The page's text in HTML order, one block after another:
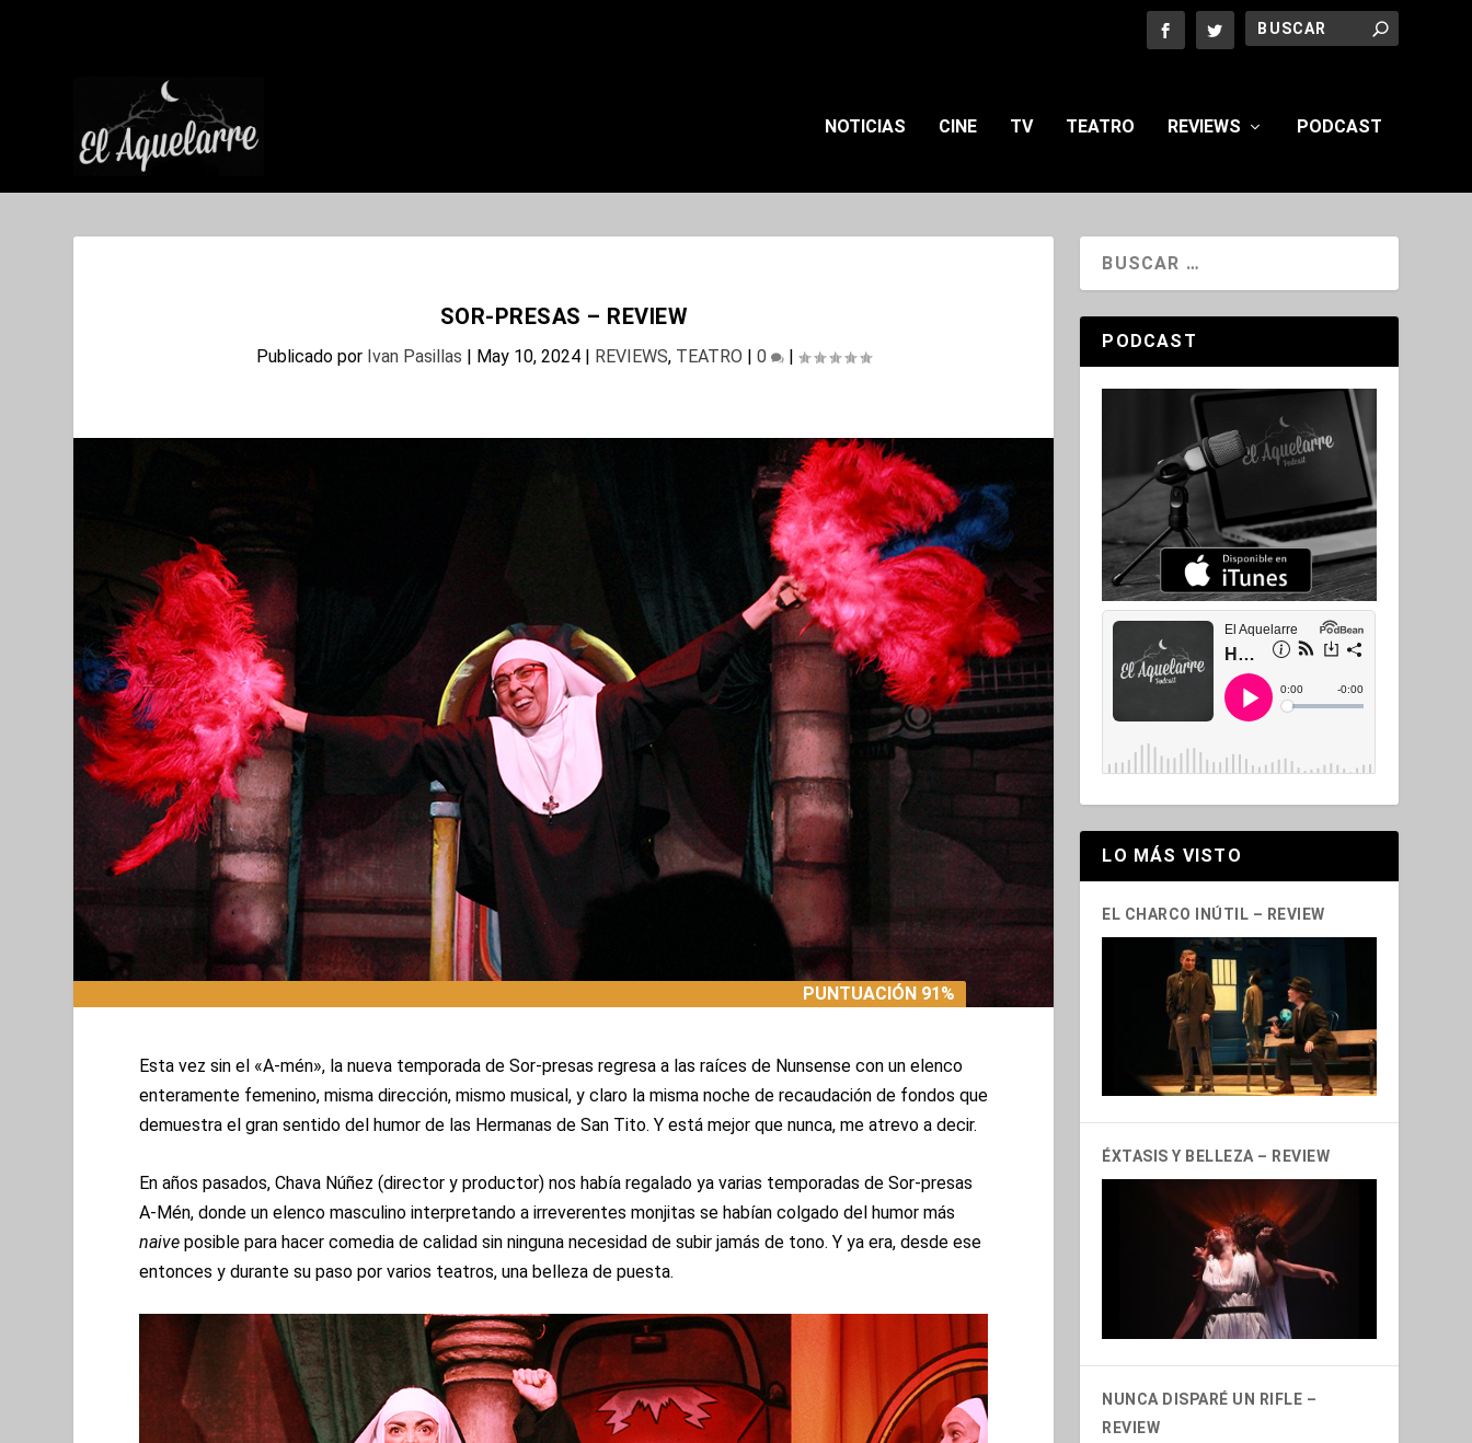
NOTICIAS CINE TV TEATRO REVIEWS PODCAST
SOR-PRESAS – REVIEW
Publicado por Ivan Pasillas | May 10, 2024 | REVIEWS, TEATRO |0 |
PUNTUACIÓN 91%
PUNTUACIÓN 91%
Esta vez sin el «A-mén», la nueva temporada de Sor-presas regresa a las raíces de Nunsense con un elenco
enteramente femenino, misma dirección, mismo musical, y claro la misma noche de recaudación de fondos que
demuestra el gran sentido del humor de las Hermanas de San Tito. Y está mejor que nunca, me atrevo a decir.
En años pasados, Chava Núñez (director y productor) nos había regalado ya varias temporadas de Sor-presas
A-Mén, donde un elenco masculino interpretando a irreverentes monjitas se habían colgado del humor más
naive posible para hacer comedia de calidad sin ninguna necesidad de subir jamás de tono. Y ya era, desde ese
entonces y durante su paso por varios teatros, una belleza de puesta.
PODCAST
LO MÁS VISTO
EL CHARCO INÚTIL – REVIEW
ÉXTASIS Y BELLEZA – REVIEW
NUNCA DISPARÉ UN RIFLE –
REVIEW